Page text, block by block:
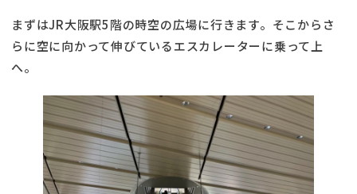
まずはJR大阪駅5階の時空の広場に行きます。そこからさ
らに空に向かって伸びているエスカレーターに乗って上
へ。